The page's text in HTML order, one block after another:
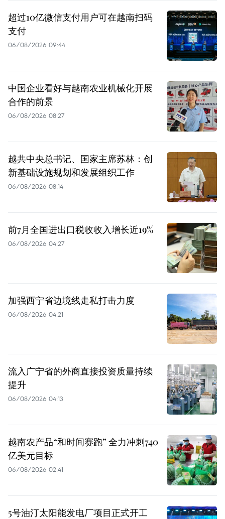
超过10亿微信支付用户可在越南扫码
支付
06/08/2026 09:44
中国企业看好与越南农业机械化开展
合作的前景
06/08/2026 08:27
越共中央总书记、国家主席苏林：创
新基础设施规划和发展组织工作
06/08/2026 08:14
前7月全国进出口税收收入增长近19%
06/08/2026 04:27
加强西宁省边境线走私打击力度
06/08/2026 04:21
流入广宁省的外商直接投资质量持续
提升
06/08/2026 04:13
越南农产品“和时间赛跑” 全力冲刺740
亿美元目标
06/08/2026 02:41
5号油汀太阳能发电厂项目正式开工